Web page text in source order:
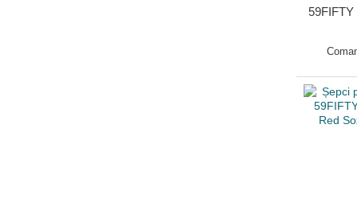
New
New Era